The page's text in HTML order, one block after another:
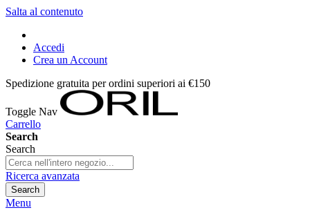
Salta al contenuto
Accedi
Crea un Account
Spedizione gratuita per ordini superiori ai €150
Toggle Nav
Carrello
Search
Search
Ricerca avanzata
Search
Menu